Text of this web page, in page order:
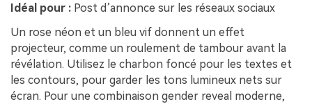
Idéal pour : Post d’annonce sur les réseaux sociaux
Un rose néon et un bleu vif donnent un effet
projecteur, comme un roulement de tambour avant la
révélation. Utilisez le charbon foncé pour les textes et
les contours, pour garder les tons lumineux nets sur
écran. Pour une combinaison gender reveal moderne,